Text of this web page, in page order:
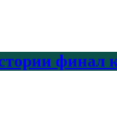
финал